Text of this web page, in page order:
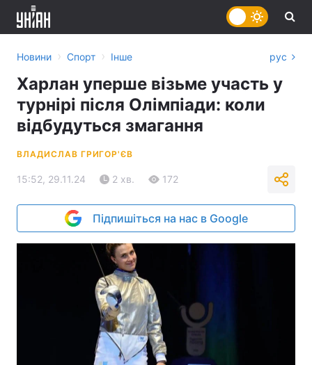
Новини › Спорт › Інше рус
Харлан уперше візьме участь у
турнірі після Олімпіади: коли
відбудуться змагання
ВЛАДИСЛАВ ГРИГОР'ЄВ
15:52, 29.11.24 2 хв. 172
Підпишіться на нас в Google